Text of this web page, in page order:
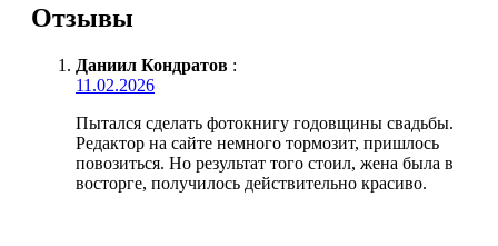
Отзывы
Даниил Кондратов :
11.02.2026
Пытался сделать фотокнигу годовщины свадьбы.
Редактор на сайте немного тормозит, пришлось
повозиться. Но результат того стоил, жена была в
восторге, получилось действительно красиво.